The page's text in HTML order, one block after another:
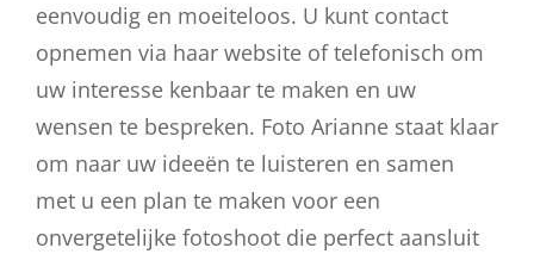
eenvoudig en moeiteloos. U kunt contact
opnemen via haar website of telefonisch om
uw interesse kenbaar te maken en uw
wensen te bespreken. Foto Arianne staat klaar
om naar uw ideeën te luisteren en samen
met u een plan te maken voor een
onvergetelijke fotoshoot die perfect aansluit